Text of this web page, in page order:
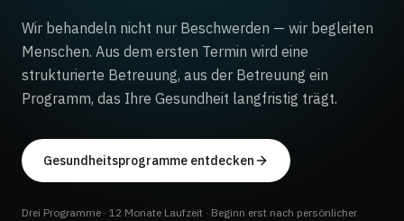
Wir behandeln nicht nur Beschwerden — wir begleiten
Menschen. Aus dem ersten Termin wird eine
strukturierte Betreuung, aus der Betreuung ein
Programm, das Ihre Gesundheit langfristig trägt.
Gesundheitsprogramme entdecken
Drei Programme · 12 Monate Laufzeit · Beginn erst nach persönlicher